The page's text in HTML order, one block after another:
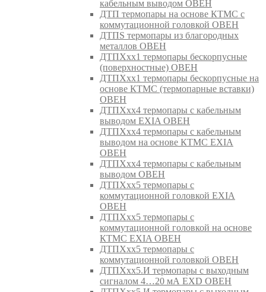
кабельным выводом ОВЕН
ДТП термопары на основе КТМС с
коммутационной головкой ОВЕН
ДТПS термопары из благородных
металлов ОВЕН
ДТПХхх1 термопары бескорпусные
(поверхностные) ОВЕН
ДТПХхх1 термопары бескорпусные на
основе КТМС (термопарные вставки)
ОВЕН
ДТПХхх4 термопары с кабельным
выводом EXIA ОВЕН
ДТПХхх4 термопары с кабельным
выводом на основе КТМС EXIA
ОВЕН
ДТПХхх4 термопары с кабельным
выводом ОВЕН
ДТПХхх5 термопары с
коммутационной головкой EXIA
ОВЕН
ДТПХхх5 термопары с
коммутационной головкой на основе
КТМС EXIA ОВЕН
ДТПХхх5 термопары с
коммутационной головкой ОВЕН
ДТПХхх5.И термопары с выходным
сигналом 4…20 мА EXD ОВЕН